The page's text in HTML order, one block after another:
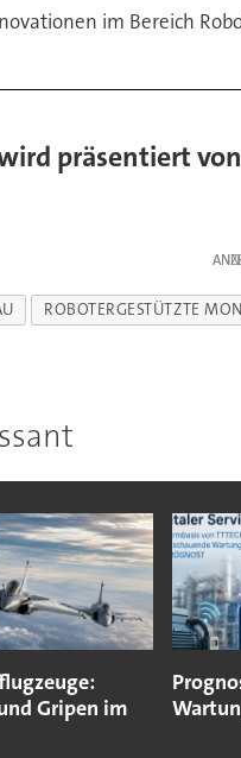
im Bereich
präsentiert
ROBOTERGESTÜTZTE
Gripen im